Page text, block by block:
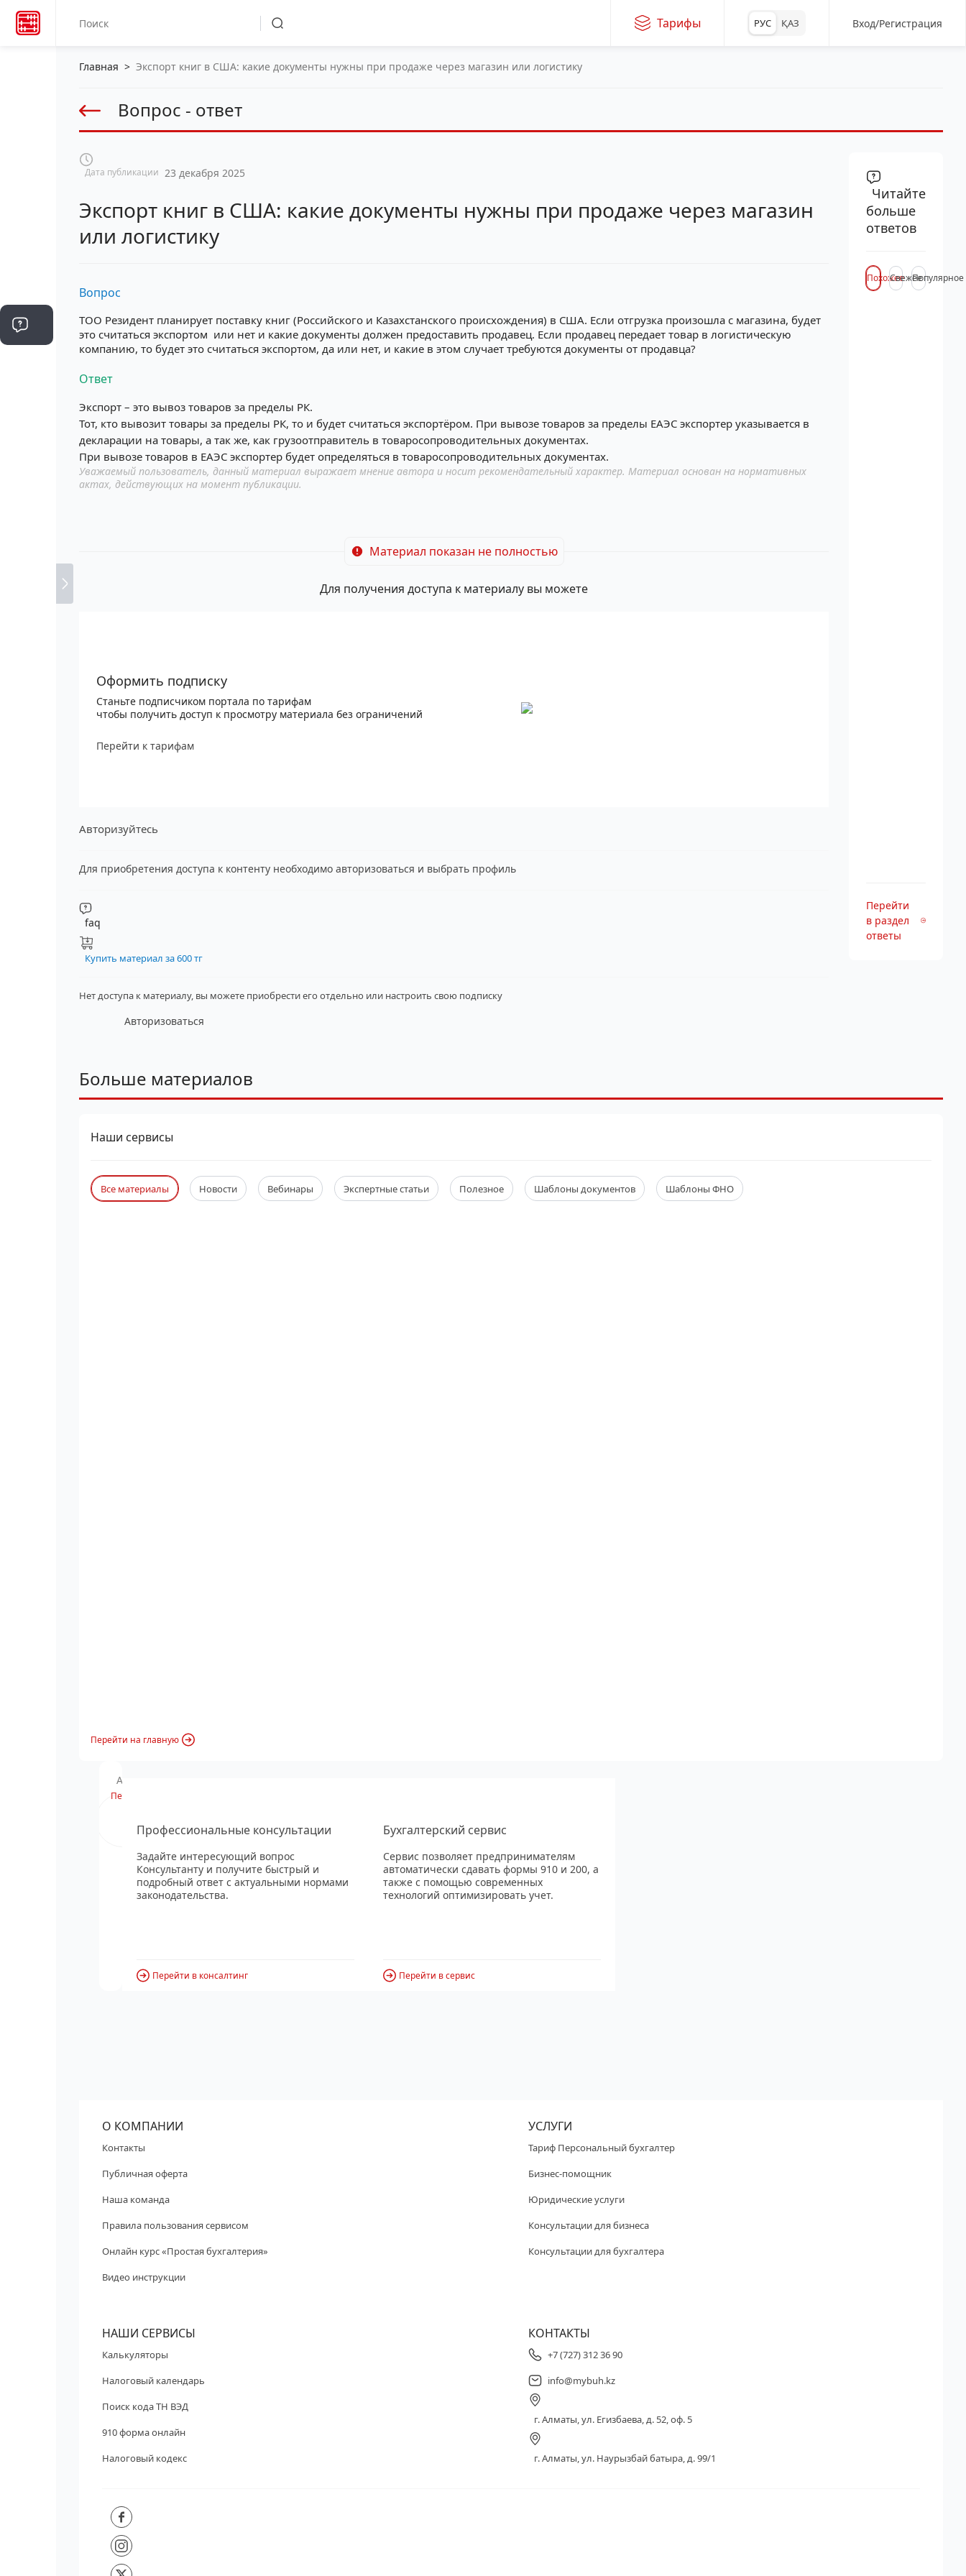
Тарифы РУС ҚАЗ Вход/Регистрация
Главная > Экспорт книг в США: какие документы нужны при продаже через магазин или логистику
Вопрос - ответ
Дата публикации 23 декабря 2025
Экспорт книг в США: какие документы нужны при продаже через магазин
или логистику
Вопрос
ТОО Резидент планирует поставку книг (Российского и Казахстанского происхождения) в США. Если отгрузка произошла с магазина, будет
это считаться экспортом или нет и какие документы должен предоставить продавец. Если продавец передает товар в логистическую
компанию, то будет это считаться экспортом, да или нет, и какие в этом случает требуются документы от продавца?
Ответ
Экспорт – это вывоз товаров за пределы РК.
Тот, кто вывозит товары за пределы РК, то и будет считаться экспортёром. При вывозе товаров за пределы ЕАЭС экспортер указывается в
декларации на товары, а так же, как грузоотправитель в товаросопроводительных документах.
При вывозе товаров в ЕАЭС экспортер будет определяться в товаросопроводительных документах.
Уважаемый пользователь, данный материал выражает мнение автора и носит рекомендательный характер. Материал основан на нормативных
актах, действующих на момент публикации.
Материал показан не полностью
Для получения доступа к материалу вы можете
Оформить подписку
Станьте подписчиком портала по тарифам
чтобы получить доступ к просмотру материала без ограничений
Перейти к тарифам
Авторизуйтесь
Для приобретения доступа к контенту необходимо авторизоваться и выбрать профиль
faq
Купить материал за 600 тг
Нет доступа к материалу, вы можете приобрести его отдельно или настроить свою подписку
Авторизоваться
Читайте
больше
ответов
ПохожееСвежееПопулярное
Перейти
в раздел
ответы
Больше материалов
Наши сервисы
Все материалы Новости Вебинары Экспертные статьи Полезное Шаблоны документов Шаблоны ФНО
Перейти на главную
Анонс вебинара
Перейти
Профессиональные консультации
Задайте интересующий вопрос
Консультанту и получите быстрый и
подробный ответ с актуальными нормами
законодательства.
Перейти в консалтинг
Бухгалтерский сервис
Сервис позволяет предпринимателям
автоматически сдавать формы 910 и 200, а
также с помощью современных
технологий оптимизировать учет.
Перейти в сервис
О КОМПАНИИ
Контакты
Публичная оферта
Наша команда
Правила пользования сервисом
Онлайн курс «Простая бухгалтерия»
Видео инструкции
УСЛУГИ
Тариф Персональный бухгалтер
Бизнес-помощник
Юридические услуги
Консультации для бизнеса
Консультации для бухгалтера
НАШИ СЕРВИСЫ
Калькуляторы
Налоговый календарь
Поиск кода ТН ВЭД
910 форма онлайн
Налоговый кодекс
КОНТАКТЫ
+7 (727) 312 36 90
info@mybuh.kz
г. Алматы, ул. Егизбаева, д. 52, оф. 5
г. Алматы, ул. Наурызбай батыра, д. 99/1